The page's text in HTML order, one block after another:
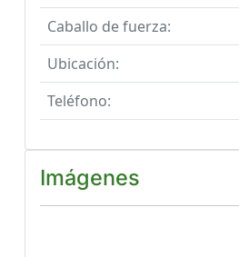
Caballo de fuerza:
Ubicación:
Teléfono:
Imágenes